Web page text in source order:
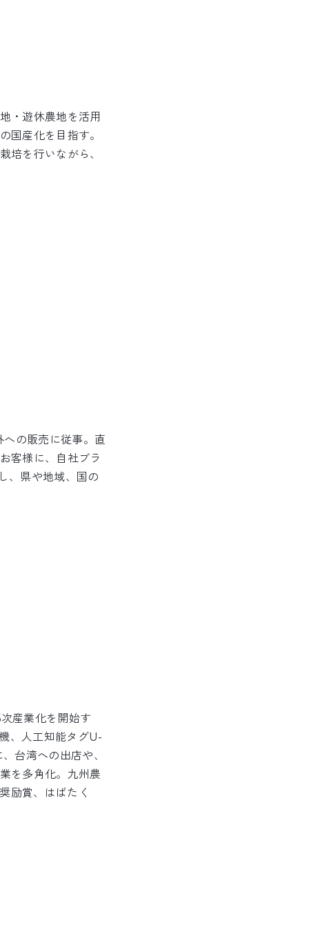
・遊休農地を活用
国産化を目指す。
培を行いながら、
の販売に従事。直
客様に、自社ブラ
、県や地域、国の
産業化を開始す
、人工知能タグU-
台湾への出店や、
を多角化。九州農
励賞、はばたく